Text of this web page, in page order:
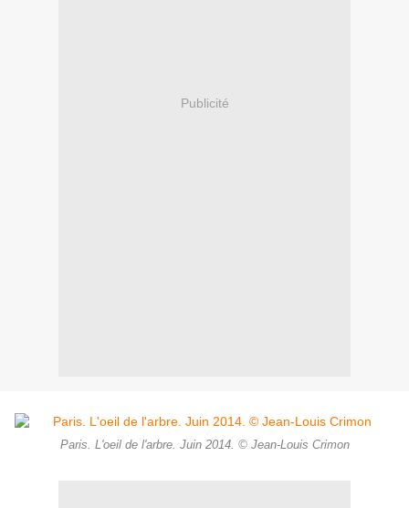
Publicité
Paris. L'oeil de l'arbre. Juin 2014. © Jean-Louis Crimon